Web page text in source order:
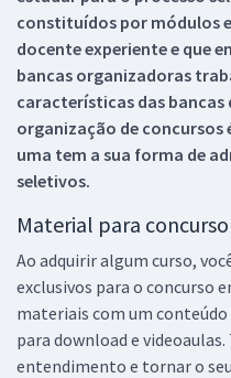
constituídos por módulos
docente experiente e que
bancas organizadoras
características das
organização de
uma tem a sua forma de
seletivos.
Material para concurso
Ao adquirir algum curso,
exclusivos para o concurso
materiais com um
para download e
entendimento e tornar o